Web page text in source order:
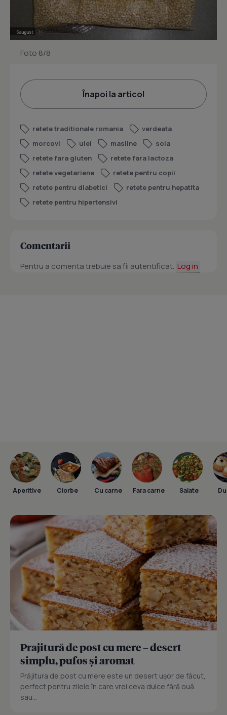
Foto 8/8
Înapoi la articol
retete traditionale romania
verdeata
morcovi
ulei masline
soia
retete fara gluten
retete fara lactoza
retete vegetariene
retete pentru copii
retete pentru diabetici
retete pentru hepatita
retete pentru hipertensivi
Comentarii
Pentru a comenta trebuie sa fii autentificat. Log in
Aperitive Ciorbe Cu carne Fara carne Salate
Prajitură de post cu mere – desert
simplu, pufos și aromat
Prăjitura de post cu mere este un desert ușor de făcut,
perfect pentru zilele în care vrei ceva dulce fără ouă
sau...